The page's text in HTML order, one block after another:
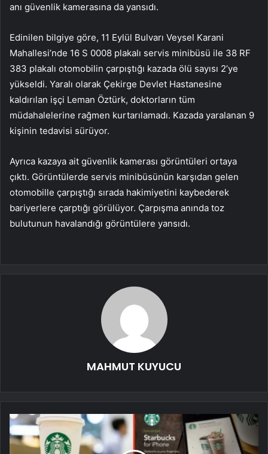
anı güvenlik kamerasına da yansıdı.
Edinilen bilgiye göre, 11 Eylül Bulvarı Veysel Karani
Mahallesi’nde 16 S 0008 plakalı servis minibüsü ile 38 RF
383 plakalı otomobilin çarpıştığı kazada ölü sayısı 2’ye
yükseldi. Yaralı olarak Çekirge Devlet Hastanesine
kaldırılan işçi Leman Öztürk, doktorların tüm
müdahalelerine rağmen kurtarılamadı. Kazada yaralanan 9
kişinin tedavisi sürüyor.
Ayrıca kazaya ait güvenlik kamerası görüntüleri ortaya
çıktı. Görüntülerde servis minibüsünün karşıdan gelen
otomobille çarpıştığı sırada hakimiyetini kaybederek
bariyerlere çarptığı görülüyor. Çarpışma anında toz
bulutunun havalandığı görüntülere yansıdı.
MAHMUT KUYUCU